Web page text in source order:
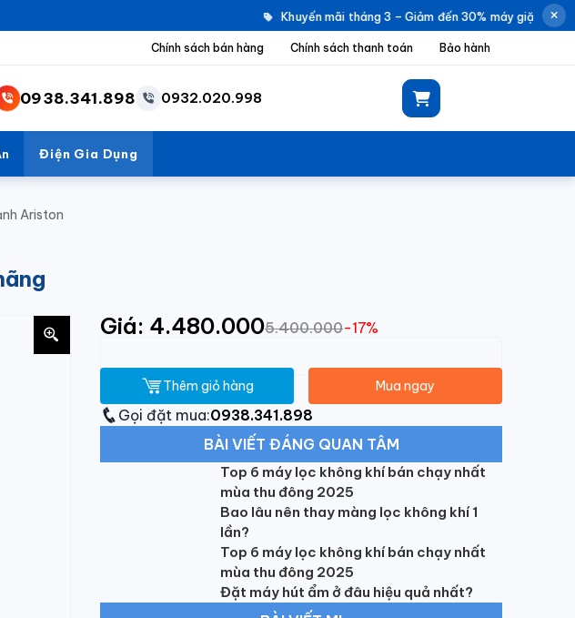
Khuyến mãi tháng 3 – Giảm đến 30% máy giặt
Chính sách bán hàng Chính sách thanh toán Bảo hành
0938.341.898 0932.020.998
Điện Gia Dụng
Ariston
Giá: 4.480.0005.400.000-17%
Thêm giỏ hàng Mua ngay
Gọi đặt mua:0938.341.898
BÀI VIẾT ĐÁNG QUAN TÂM
Top 6 máy lọc không khí bán chạy nhất
mùa thu đông 2025
Bao lâu nên thay màng lọc không khí 1
lần?
Top 6 máy lọc không khí bán chạy nhất
mùa thu đông 2025
Đặt máy hút ẩm ở đâu hiệu quả nhất?